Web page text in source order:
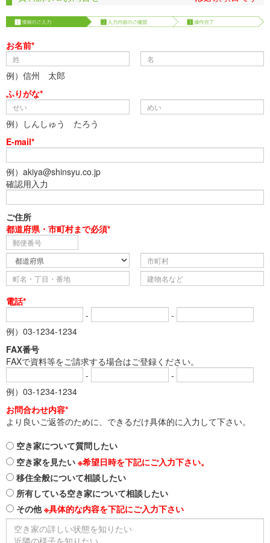
お名前*
例）信州 太郎
ふりがな*
例）しんしゅう たろう
E-mail*
例）akiya@shinsyu.co.jp
確認用入力
ご住所
都道府県・市町村まで必須*
電話*
-
-
例）03-1234-1234
FAX番号
FAXで資料等をご請求する場合はご登録ください。
-
-
例）03-1234-1234
お問合わせ内容*
より良いご返答のために、できるだけ具体的に入力して下さい。
空き家について質問したい
空き家を見たい ※希望日時を下記にご入力下さい。
移住全般について相談したい
所有している空き家について相談したい
その他※具体的な内容を下記にご入力下さい